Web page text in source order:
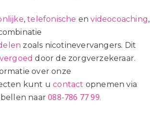
,telefonische envideocoaching,
zoals nicotinevervangers. Dit
vergoeddoor de zorgverzekeraar.
over onze
kunt ucontact opnemen via
naar088-786 7799.